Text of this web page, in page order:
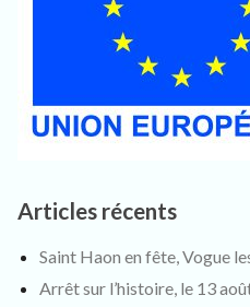
Articles récents
Saint Haon en fête, Vogue
Arrêt sur l’histoire, le 13